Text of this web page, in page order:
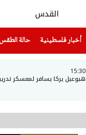
أخبار فلسطينية(current) حالة الطقس
15:30
هبوعيل يركا يسافر لمعسكر